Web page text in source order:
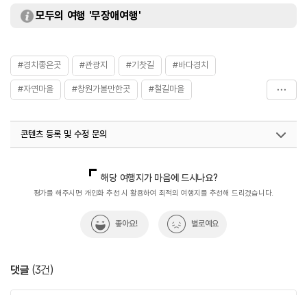
모두의 여행 '무장애여행'
#경치좋은곳 #관광지 #기찻길 #바다경치
#자연마을 #창원가볼만한곳 #철길마을
콘텐츠 등록 및 수정 문의
해당 여행지가 마음에 드시나요?
평가를 해주시면 개인화 추천 시 활용하여 최적의 여행지를 추천해 드리겠습니다.
좋아요! 별로예요
댓글 (3건)